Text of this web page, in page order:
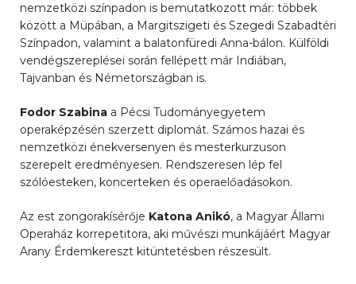
nemzetközi színpadon is bemutatkozott már: többek
között a Müpában, a Margitszigeti és Szegedi Szabadtéri
Színpadon, valamint a balatonfüredi Anna-bálon. Külföldi
vendégszereplései során fellépett már Indiában,
Tajvanban és Németországban is.
Fodor Szabina a Pécsi Tudományegyetem
operaképzésén szerzett diplomát. Számos hazai és
nemzetközi énekversenyen és mesterkurzuson
szerepelt eredményesen. Rendszeresen lép fel
szólóesteken, koncerteken és operaelőadásokon.
Az est zongorakísérője Katona Anikó, a Magyar Állami
Operaház korrepetitora, aki művészi munkájáért Magyar
Arany Érdemkereszt kitüntetésben részesült.